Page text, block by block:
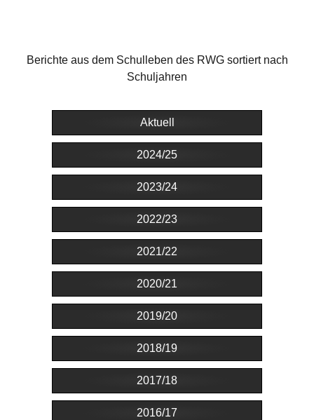
Berichte aus dem Schulleben des RWG sortiert nach
Schuljahren
Aktuell
2024/25
2023/24
2022/23
2021/22
2020/21
2019/20
2018/19
2017/18
2016/17